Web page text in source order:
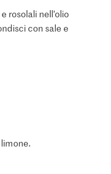
rosolali nell’olio
con sale e